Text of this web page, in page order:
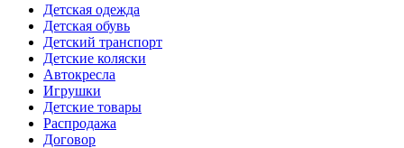
Детская одежда
Детская обувь
Детский транспорт
Детские коляски
Автокресла
Игрушки
Детские товары
Распродажа
Договор